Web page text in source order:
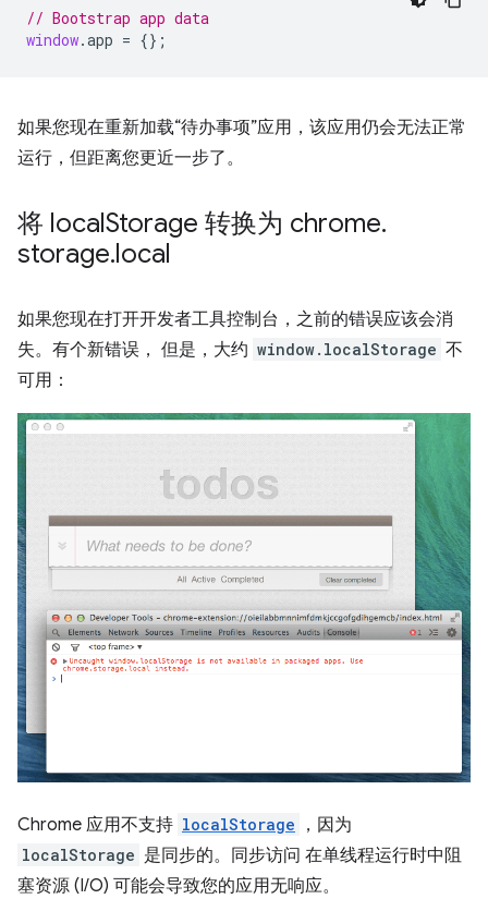
// Bootstrap app data
window.app = {};
如果您现在重新加载“待办事项”应用，该应用仍会无法正常
运行，但距离您更近一步了。
将 localStorage 转换为 chrome.
storage.local
如果您现在打开开发者工具控制台，之前的错误应该会消
失。有个新错误， 但是，大约 window.localStorage 不
可用：
Chrome 应用不支持 localStorage ，因为
localStorage 是同步的。同步访问 在单线程运行时中阻
塞资源 (I/O) 可能会导致您的应用无响应。